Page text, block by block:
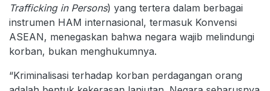
Trafficking in Persons) yang tertera dalam berbagai
instrumen HAM internasional, termasuk Konvensi
ASEAN, menegaskan bahwa negara wajib melindungi
korban, bukan menghukumnya.
“Kriminalisasi terhadap korban perdagangan orang